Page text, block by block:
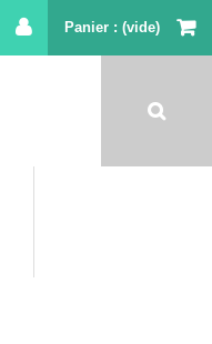
Panier (vide)